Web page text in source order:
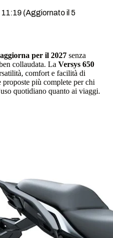
11:19(Aggiornato il 5
per il 2027 senza
collaudata. La Versys 650
comfort e facilità di
più complete per chi
quotidiano quanto ai viaggi.